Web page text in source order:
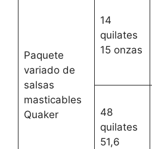
Paquete
variado de
salsas
masticables
Quaker
14
quilates
15 onzas
48
quilates
51,6